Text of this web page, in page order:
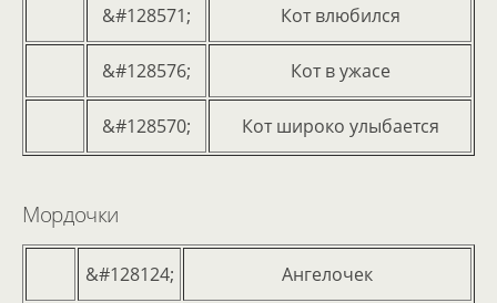
&#128571; Кот влюбился
&#128576; Кот в ужасе
&#128570; Кот широко улыбается
Мордочки
&#128124; Ангелочек